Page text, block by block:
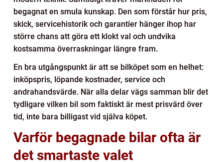
begagnat en smula kunskap. Den som förstår hur pris,
skick, servicehistorik och garantier hänger ihop har
större chans att göra ett klokt val och undvika
kostsamma överraskningar längre fram.
En bra utgångspunkt är att se bilköpet som en helhet:
inköpspris, löpande kostnader, service och
andrahandsvärde. När alla delar vägs samman blir det
tydligare vilken bil som faktiskt är mest prisvärd över
tid, inte bara billigast vid själva köpet.
Varför begagnade bilar ofta är
det smartaste valet